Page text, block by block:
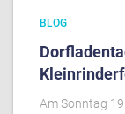
BLOG
Am Sonntag